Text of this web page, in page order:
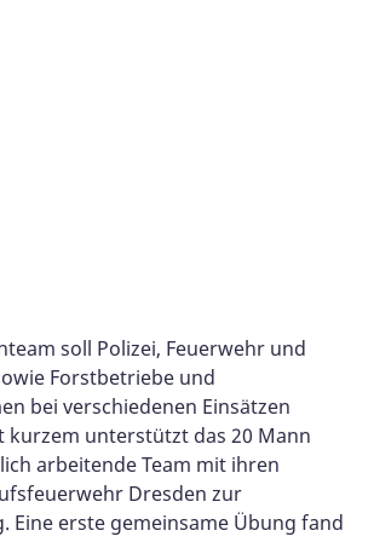
soll Polizei, Feuerwehr und
Forstbetriebe und
bei verschiedenen Einsätzen
kurzem unterstützt das 20 Mann
arbeitende Team mit ihren
Dresden zur
Eine erste gemeinsame Übung fand